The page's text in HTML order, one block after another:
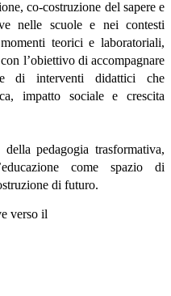
co-costruzione del sapere e
nelle scuole e nei contesti
teorici e laboratoriali,
l’obiettivo di accompagnare
di interventi didattici che
impatto sociale e crescita
pedagogia trasformativa,
come spazio di
di futuro.